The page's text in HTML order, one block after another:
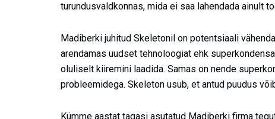
turundusvaldkonnas, mida ei saa lahendada ainult
Madiberki juhitud Skeletonil on potentsiaali
arendamas uudset tehnoloogiat ehk
oluliselt kiiremini laadida. Samas on nende
probleemidega. Skeleton usub, et antud puudus
Kümme aastat tagasi asutatud Madiberki firma